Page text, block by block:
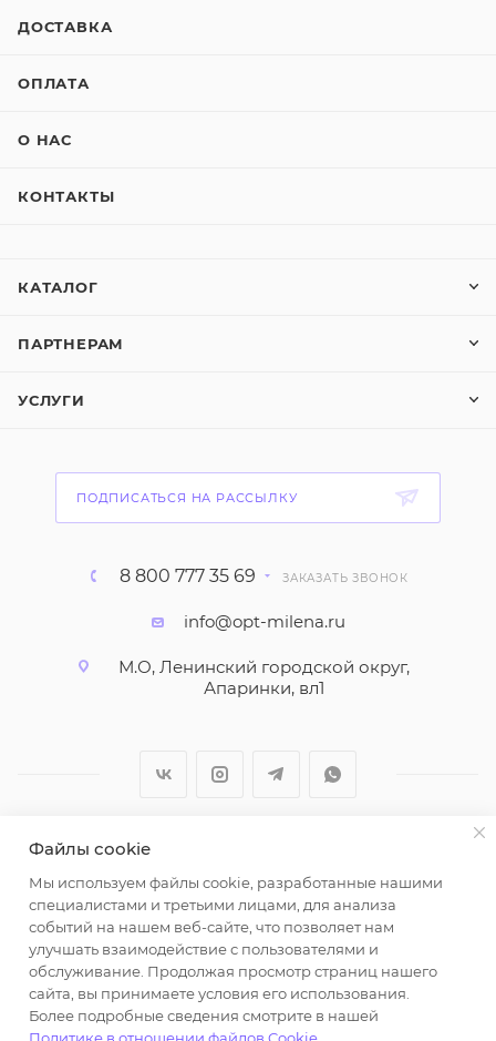
ДОСТАВКА
ОПЛАТА
О НАС
КОНТАКТЫ
КАТАЛОГ
ПАРТНЕРАМ
УСЛУГИ
ПОДПИСАТЬСЯ НА РАССЫЛКУ
8 800 777 35 69 ЗАКАЗАТЬ ЗВОНОК
info@opt-milena.ru
М.О, Ленинский городской округ,
Апаринки, вл1
2026 © ООО "Вайт Текстиль групп"
Любая информация на сайте носит справочный
характер и не является публичной офертой
определяемой положениями пункта 2 статьи 437
Гражданского кодекса Российской Федерации.
Использование любых материалов, опубликованных
на https://opt-milena.ru, допустимо только при
Файлы cookie
Мы используем файлы cookie, разработанные нашими
специалистами и третьими лицами, для анализа
событий на нашем веб-сайте, что позволяет нам
улучшать взаимодействие с пользователями и
обслуживание. Продолжая просмотр страниц нашего
сайта, вы принимаете условия его использования.
Более подробные сведения смотрите в нашей